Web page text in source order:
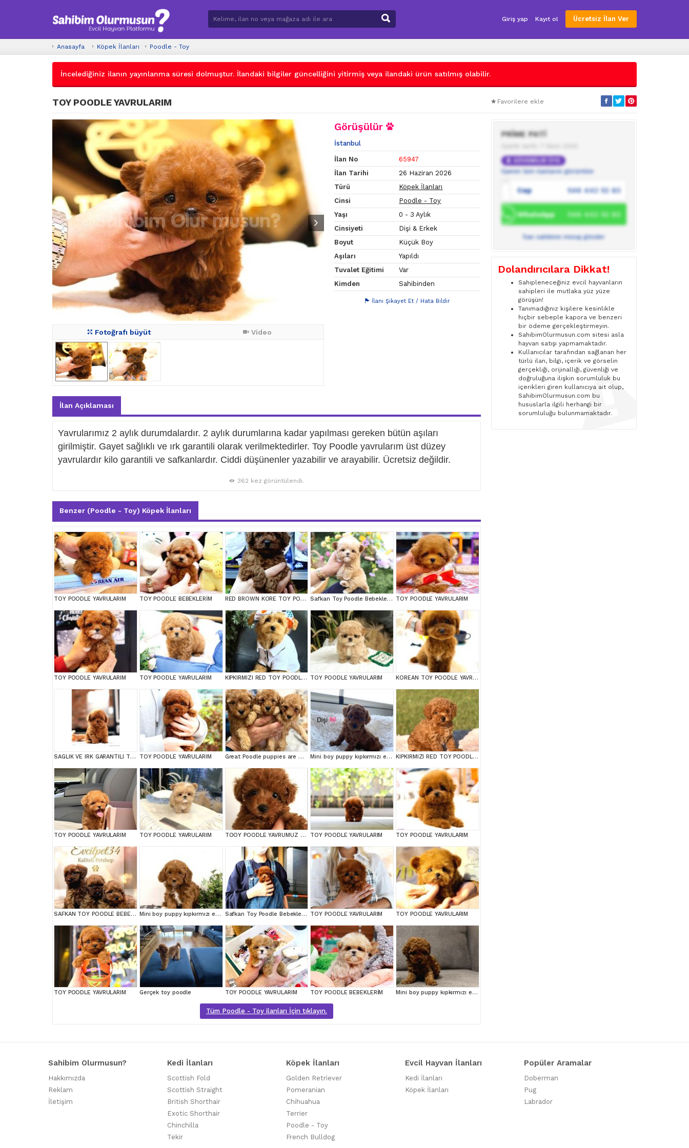
Giriş yap Kayıt ol Ücretsiz İlan Ver
Anasayfa Köpek İlanları Poodle - Toy
İncelediğiniz ilanın yayınlanma süresi dolmuştur. İlandaki bilgiler güncelliğini yitirmiş veya ilandaki ürün satılmış olabilir.
TOY POODLE YAVRULARIM Favorilere ekle
Fotoğrafı büyüt Video
Görüşülür
İstanbul
İlan No
65947
İlan Tarihi
26 Haziran 2026
Türü
Köpek İlanları
Cinsi
Poodle - Toy
Yaşı
0 - 3 Aylık
Cinsiyeti
Dişi & Erkek
Boyut
Küçük Boy
Aşıları
Yapıldı
Tuvalet Eğitimi
Var
Kimden
Sahibinden
İlanı Şikayet Et / Hata Bildir
İlan Açıklaması
Yavrularımız 2 aylık durumdalardır. 2 aylık durumlarına kadar yapılması gereken bütün aşıları
girilmiştir. Gayet sağlıklı ve ırk garantili olarak verilmektedirler. Toy Poodle yavrularım üst düzey
yavrulardır kilo garantili ve safkanlardır. Ciddi düşünenler yazabilir ve arayabilir. Ücretsiz değildir.
362 kez görüntülendi.
Benzer (Poodle - Toy) Köpek İlanları
TOY POODLE YAVRULARIM TOY POODLE BEBEKLERİM RED BROWN KORE TOY POODEL BEBEKLERİMİZ BAKIRKÖY Safkan Toy Poodle Bebeklerimiz TOY POODLE YAVRULARIM
TOY POODLE YAVRULARIM TOY POODLE YAVRULARIM KIPKIRMIZI RED TOY POODLE SEVİMLİ YAVRULAR TOY POODLE YAVRULARIM KOREAN TOY POODLE YAVRULARIM
SAGLIK VE IRK GARANTILI TOY POODLE YAVRULARIM TOY POODLE YAVRULARIM Great Poodle puppies are waiting for you! Mini boy puppy kıpkırmızı ev üretimi TOOY POODLE KIPKIRMIZI RED TOY POODLE SEVİMLİ YAVRULAR
TOY POODLE YAVRULARIM TOY POODLE YAVRULARIM TOOY POODLE YAVRUMUZ 0 TEACUP TOY POODLE YAVRULARIM TOY POODLE YAVRULARIM
SAFKAN TOY POODLE BEBEKLERİMİZ BAKIRKÖY Mini boy puppy kıpkırmızı ev üretimi TOOY POODLE Safkan Toy Poodle Bebeklerimiz TOY POODLE YAVRULARIM TOY POODLE YAVRULARIM
TOY POODLE YAVRULARIM Gerçek toy poodle TOY POODLE YAVRULARIM TOY POODLE BEBEKLERİM Mini boy puppy kıpkırmızı ev üretimi TOOY POODLE
Tüm Poodle - Toy ilanları İçin tıklayın.
PRİME PATİ
GÜVENİLİR ÜYE
Üyenin tüm ilanlarını görüntüle
Cep 546 442 52 83
WhatsApp 546 442 52 83
İlan sahibine mesaj gönder
Dolandırıcılara Dikkat!
Sahipleneceğiniz evcil hayvanların
sahipleri ile mutlaka yüz yüze
görüşün!
Tanımadığınız kişilere kesinlikle
hiçbir sebeple kapora ve benzeri
bir ödeme gerçekleştirmeyin.
SahibimOlurmusun.com sitesi asla
hayvan satışı yapmamaktadır.
Kullanıcılar tarafından sağlanan her
türlü ilan, bilgi, içerik ve görselin
gerçekliği, orijinalliği, güvenliği ve
doğruluğuna ilişkin sorumluluk bu
içerikleri giren kullanıcıya ait olup,
SahibimOlurmusun.com bu
hususlarla ilgili herhangi bir
sorumluluğu bulunmamaktadır.
Sahibim Olurmusun?
Hakkımızda
Reklam
İletişim
Kedi İlanları
Scottish Fold
Scottish Straight
British Shorthair
Exotic Shorthair
Chinchilla
Tekir
Köpek İlanları
Golden Retriever
Pomeranian
Chihuahua
Terrier
Poodle - Toy
French Bulldog
Evcil Hayvan İlanları
Kedi İlanları
Köpek İlanları
Popüler Aramalar
Doberman
Pug
Labrador